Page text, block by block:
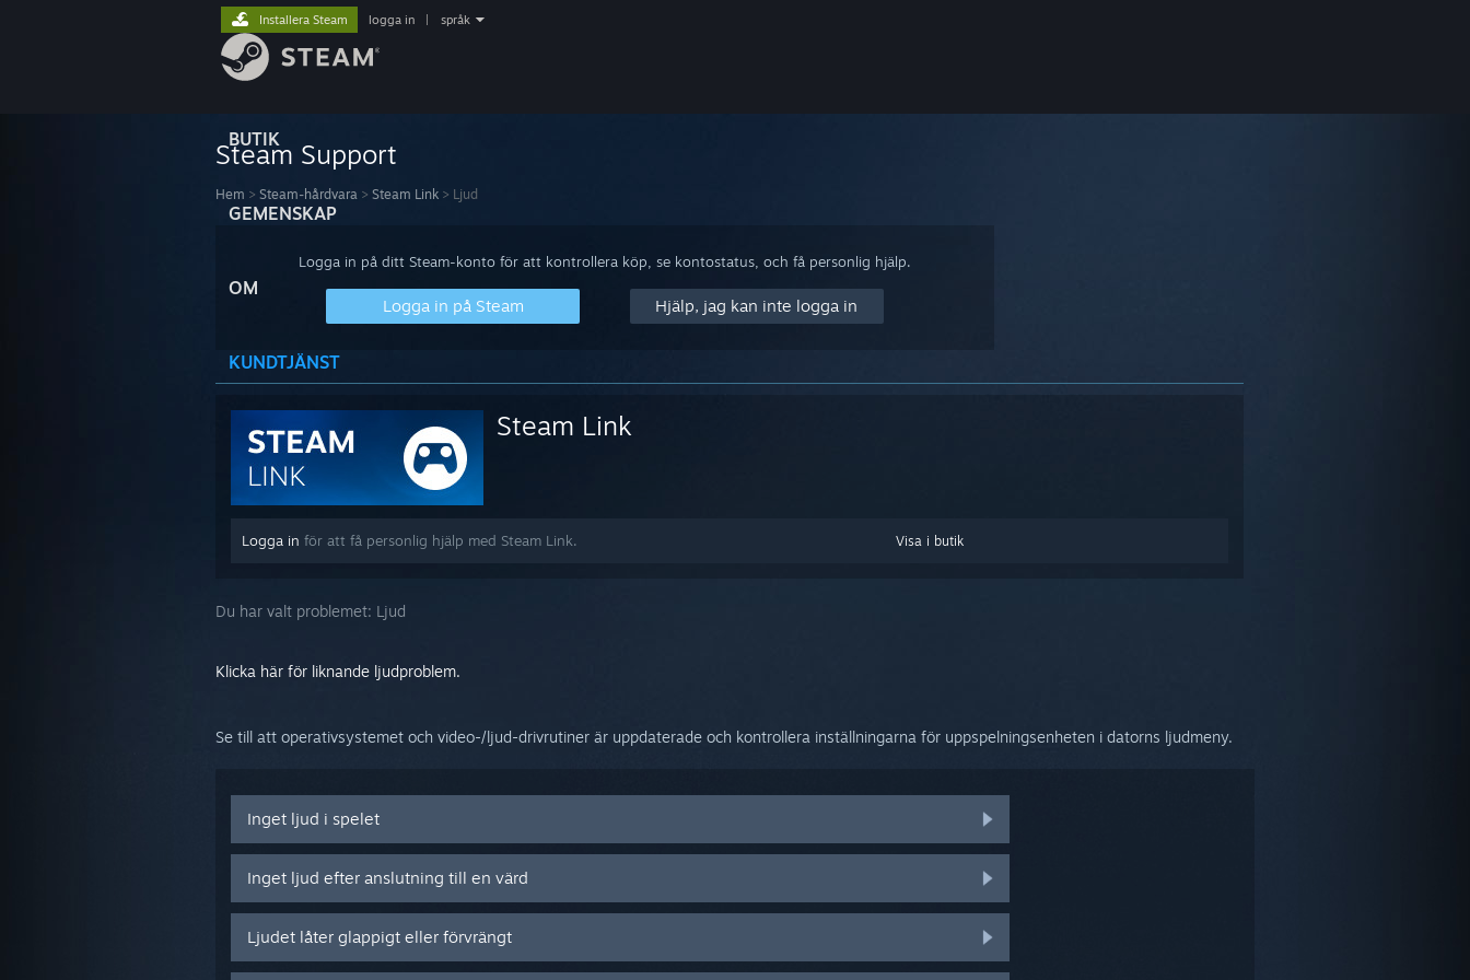
BUTIK
GEMENSKAP
OM
KUNDTJÄNST
Installera Steam logga in språk
Steam Support
Hem > Steam-hårdvara > Steam Link > Ljud
Logga in på ditt Steam-konto för att kontrollera köp, se kontostatus, och få personlig hjälp.
Logga in på Steam Hjälp, jag kan inte logga in
Steam Link
Visa i butik
Logga in för att få personlig hjälp med Steam Link.
Du har valt problemet: Ljud
Klicka här för liknande ljudproblem.
Se till att operativsystemet och video-/ljud-drivrutiner är uppdaterade och kontrollera inställningarna för uppspelningsenheten i datorns ljudmeny.
Inget ljud i spelet
Inget ljud efter anslutning till en värd
Ljudet låter glappigt eller förvrängt